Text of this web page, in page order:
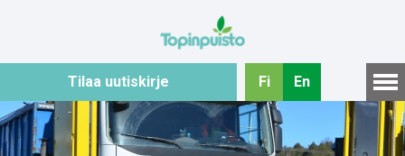
Tilaa uutiskirje Fi En